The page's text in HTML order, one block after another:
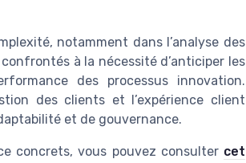
notamment dans l’analyse des
à la nécessité d’anticiper les
des processus innovation.
des clients et l’expérience client
et de gouvernance.
concrets, vous pouvez consulter cet